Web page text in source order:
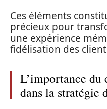
Ces éléments
précieux pour
une expérience
fidélisation des
L’importance du
dans la stratégie